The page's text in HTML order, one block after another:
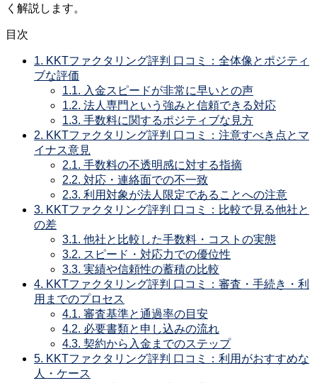
く解説します。
目次
1. KKTファクタリング評判 口コミ：全体像とポジティ
ブな評価
1.1. 入金スピードが非常に早いとの声
1.2. 法人専門という強みと信頼できる対応
1.3. 手数料に関するポジティブな見方
2. KKTファクタリング評判 口コミ：注意すべき点とマ
イナス意見
2.1. 手数料の不透明感に対する指摘
2.2. 対応・連絡面での不一致
2.3. 利用対象が法人限定であることへの注意
3. KKTファクタリング評判 口コミ：比較で見る他社と
の差
3.1. 他社と比較した手数料・コストの実態
3.2. スピード・対応力での優位性
3.3. 実績や信頼性の蓄積の比較
4. KKTファクタリング評判 口コミ：審査・手続き・利
用までのプロセス
4.1. 審査基準と通過率の目安
4.2. 必要書類と申し込みの流れ
4.3. 契約から入金までのステップ
5. KKTファクタリング評判 口コミ：利用がおすすめな
人・ケース